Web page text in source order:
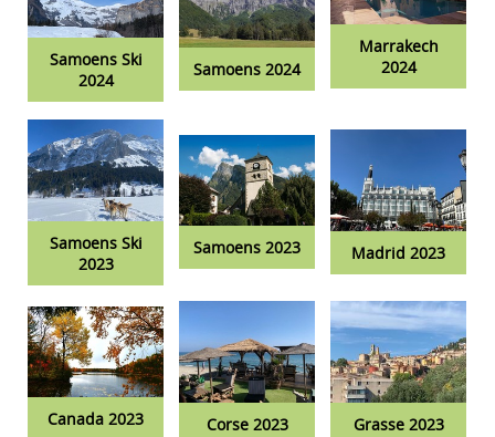
Samoens Ski
2024
Samoens 2024
Marrakech
2024
Samoens Ski
2023
Samoens 2023 Madrid 2023
Canada 2023 Corse 2023 Grasse 2023